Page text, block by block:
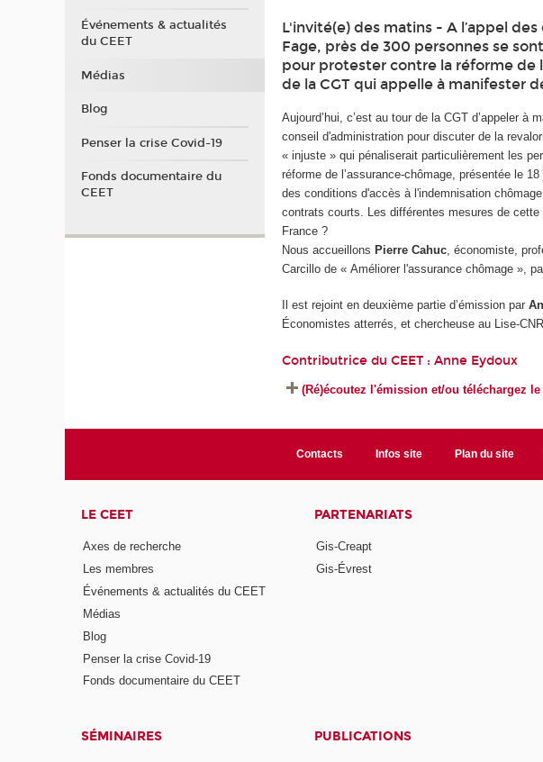
L'invité(e) des matins - A l’appel
Fage, près de 300 personnes se
pour protester contre la réforme de
de la CGT qui appelle à manifester
Aujourd’hui, c’est au tour de la CGT d’appeler
conseil d'administration pour discuter de la
« injuste » qui pénaliserait particulièrement les
réforme de l’assurance-chômage, présentée le
des conditions d'accès à l'indemnisation
contrats courts. Les différentes mesures de
France ?
Nous accueillons Pierre Cahuc , économiste,
Carcillo de « Améliorer l'assurance chômage »,
Il est rejoint en deuxième partie d’émission par
Économistes atterrés, et chercheuse au Lise-
Contributrice du CEET :Anne Eydoux
(Ré)écoutez l'émission et/ou téléchargez
Événements & actualités
du CEET
Médias
Blog
Penser la crise Covid-19
Fonds documentaire du
CEET
Contacts Infos site Plan du site
LE CEET
Axes de recherche
Les membres
Événements & actualités du CEET
Médias
Blog
Penser la crise Covid-19
Fonds documentaire du CEET
PARTENARIATS
Gis-Creapt
Gis-Évrest
SÉMINAIRES PUBLICATIONS